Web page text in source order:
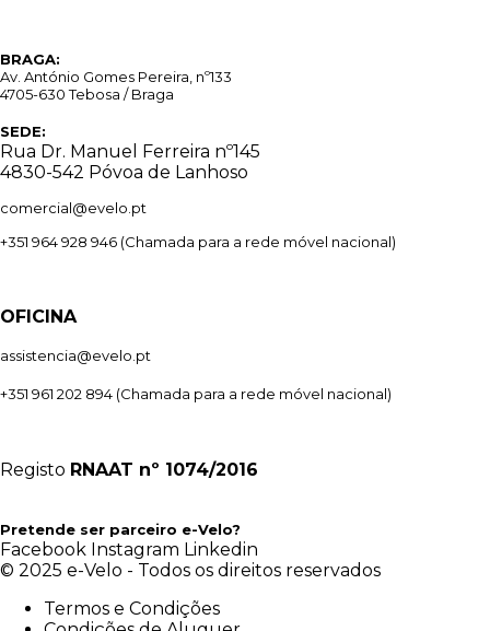
BRAGA:
Av. António Gomes Pereira, nº133
4705-630 Tebosa / Braga
SEDE:
Rua Dr. Manuel Ferreira nº145
4830-542 Póvoa de Lanhoso
comercial@evelo.pt
+351 964 928 946 (Chamada para a rede móvel nacional)
OFICINA
assistencia@evelo.pt
+351 961 202 894 (Chamada para a rede móvel nacional)
Registo RNAAT nº 1074/2016
Pretende ser parceiro e-Velo?
Facebook Instagram Linkedin
© 2025 e-Velo - Todos os direitos reservados
Termos e Condições